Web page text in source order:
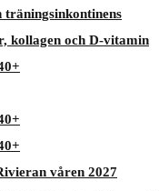
kollagen och D-vitamin
våren 2027